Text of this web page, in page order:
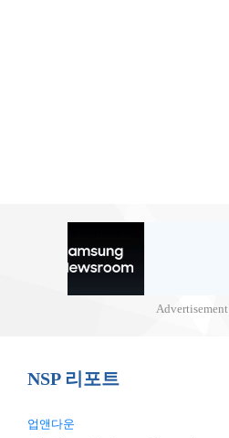
Advertisement
NSP 리포트
업앤다운